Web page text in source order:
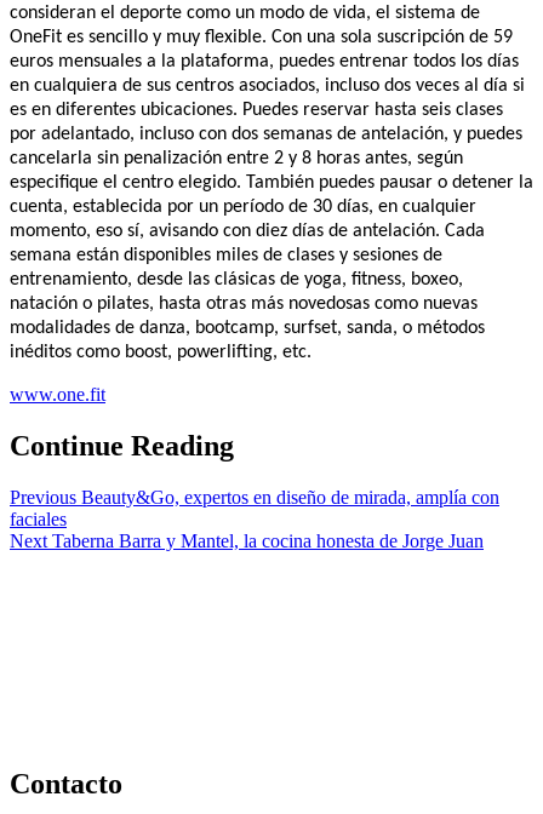
consideran el deporte como un modo de vida, el sistema de
OneFit es sencillo y muy flexible. Con una sola suscripción de 59
euros mensuales a la plataforma, puedes entrenar todos los días
en cualquiera de sus centros asociados, incluso dos veces al día si
es en diferentes ubicaciones. Puedes reservar hasta seis clases
por adelantado, incluso con dos semanas de antelación, y puedes
cancelarla sin penalización entre 2 y 8 horas antes, según
especifique el centro elegido. También puedes pausar o detener la
cuenta, establecida por un período de 30 días, en cualquier
momento, eso sí, avisando con diez días de antelación. Cada
semana están disponibles miles de clases y sesiones de
entrenamiento, desde las clásicas de yoga, fitness, boxeo,
natación o pilates, hasta otras más novedosas como nuevas
modalidades de danza, bootcamp, surfset, sanda, o métodos
inéditos como boost, powerlifting, etc.
www.one.fit
Continue Reading
Previous Beauty&Go, expertos en diseño de mirada, amplía con
faciales
Next Taberna Barra y Mantel, la cocina honesta de Jorge Juan
Contacto